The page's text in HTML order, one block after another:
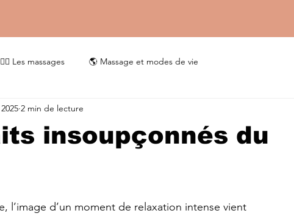
💆‍♀️ Les massages 🌎 Massage et modes de vie
insoupçonnés du
2 min de lecture
l’image d’un moment de relaxation intense vient